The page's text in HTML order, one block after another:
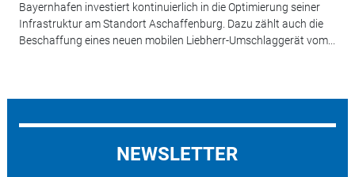
Bayernhafen investiert kontinuierlich in die Optimierung seiner
Infrastruktur am Standort Aschaffenburg. Dazu zählt auch die
Beschaffung eines neuen mobilen Liebherr-Umschlaggerät vom...
NEWSLETTER